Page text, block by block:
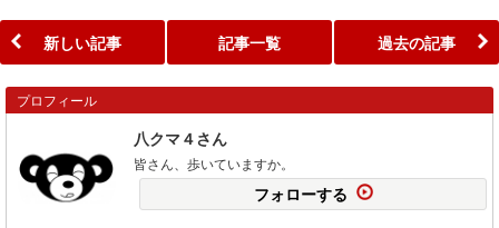
新しい記事 記事一覧 過去の記事
プロフィール
八クマ４さん
皆さん、歩いていますか。
フォローする